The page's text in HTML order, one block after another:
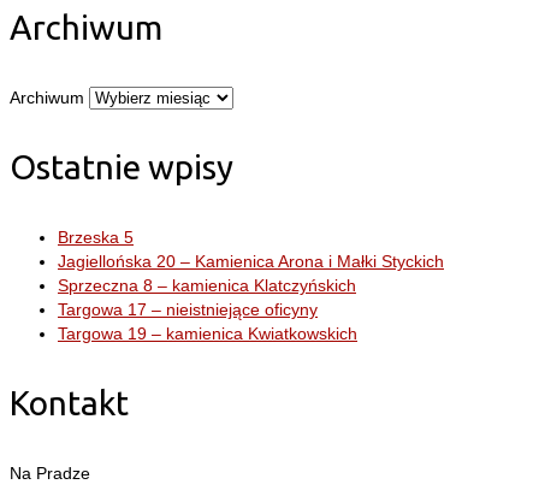
Archiwum
Archiwum
Ostatnie wpisy
Brzeska 5
Jagiellońska 20 – Kamienica Arona i Małki Styckich
Sprzeczna 8 – kamienica Klatczyńskich
Targowa 17 – nieistniejące oficyny
Targowa 19 – kamienica Kwiatkowskich
Kontakt
Na Pradze